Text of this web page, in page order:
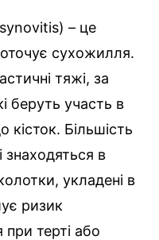
– це
сухожилля.
тяжі, за
беруть участь в
Більшість
знаходяться в
укладені в
ризик
терті або